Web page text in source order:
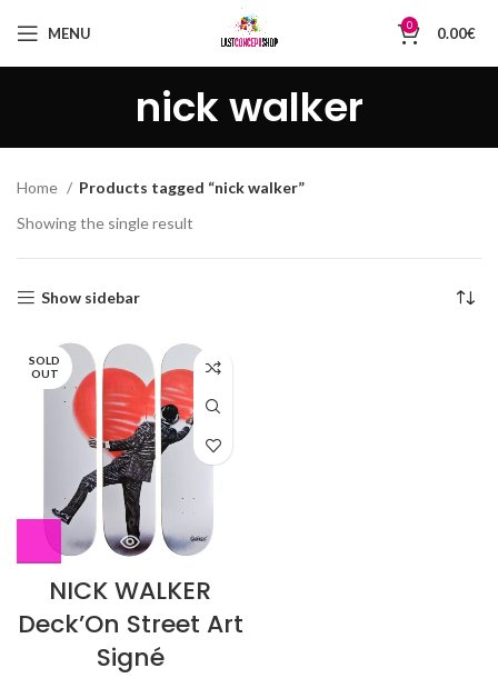
MENU 0 0.00€
nick walker
Home
Products tagged “nick walker”
Showing the single result
Show sidebar
SOLD
OUT
NICK WALKER
Deck’On Street Art
Signé